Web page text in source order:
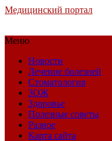
Медицинский портал
Меню
Новости
Лечение болезней
Стоматология
ЗОЖ
Здоровье
Полезные советы
Разное
Карта сайта